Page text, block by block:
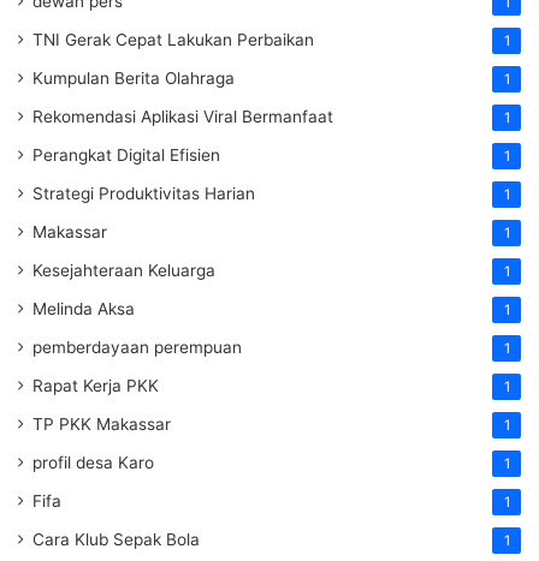
TNI Gerak Cepat Lakukan Perbaikan 1
Kumpulan Berita Olahraga 1
Rekomendasi Aplikasi Viral Bermanfaat 1
Perangkat Digital Efisien 1
Strategi Produktivitas Harian 1
Makassar 1
Kesejahteraan Keluarga 1
Melinda Aksa 1
pemberdayaan perempuan 1
Rapat Kerja PKK 1
TP PKK Makassar 1
profil desa Karo 1
Fifa 1
Cara Klub Sepak Bola 1